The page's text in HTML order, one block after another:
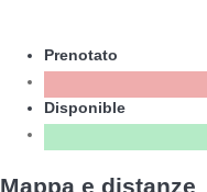
Prenotato
Disponible
Mappa e distanze